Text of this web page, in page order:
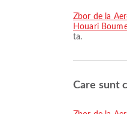
zbor de la
Houari
ta.
Care sunt